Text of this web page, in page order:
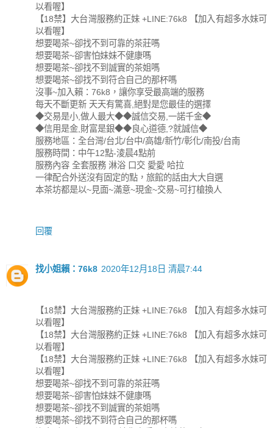
以看喔】
【18禁】大台灣服務約正妹 +LINE:76k8 【加入有超多水妹可
以看喔】
想要喝茶~卻找不到可靠的茶莊嗎
想要喝茶~卻害怕妹妹不健康嗎
想要喝茶~卻找不到誠實的茶姐嗎
想要喝茶~卻找不到符合自己的那杯嗎
沒事~加入賴：76k8，讓你享受最高端的服務
每天不斷更新 天天有驚喜,絕對是您最佳的選擇
◆交易是小,做人最大◆◆誠信交易,一諾千金◆
◆信用是金,財富是銀◆◆良心道德,?就誠信◆
服務地區：全台灣/台北/台中/高雄/新竹/彰化/南投/台南
服務時間：中午12點-淩晨4點前
服務內容 全套服務 淋浴 口交 愛愛 哈拉
一律配合外送沒有固定的點，旅館的話由大大自選
本茶坊都是以~見面~滿意~現金~交易~可打槍換人
回覆
找小姐賴：76k8 2020年12月18日 清晨7:44
【18禁】大台灣服務約正妹 +LINE:76k8 【加入有超多水妹可
以看喔】
【18禁】大台灣服務約正妹 +LINE:76k8 【加入有超多水妹可
以看喔】
【18禁】大台灣服務約正妹 +LINE:76k8 【加入有超多水妹可
以看喔】
想要喝茶~卻找不到可靠的茶莊嗎
想要喝茶~卻害怕妹妹不健康嗎
想要喝茶~卻找不到誠實的茶姐嗎
想要喝茶~卻找不到符合自己的那杯嗎